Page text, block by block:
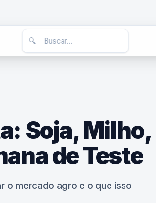
🔍
Soja, Milho,
de Teste
o mercado agro e o que isso